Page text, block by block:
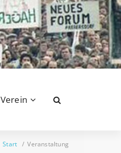
Verein
Start /Veranstaltung